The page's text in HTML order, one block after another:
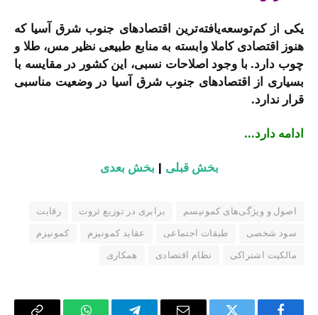
یکی از کم‌توسعه‌یافته‌ترین اقتصادهای جنوب شرق آسیا که
هنوز اقتصادی کاملا وابسته به منابع طبیعی نظیر مس، طلا و
چوب دارد. با وجود اصلاحات نسبی، این کشور در مقایسه با
بسیاری از اقتصادهای جنوب شرق آسیا در وضعیت مناسبی
قرار ندارد.
ادامه دارد…
بخش قبلی | بخش بعدی
اصول و ویژگی‌های کمونیسم برابری در توزیع ثروت
رقابت
سود شخصی
طبقات اجتماعی عقاید کمونیزم
کمونیزم
مالکیت اشتراکی
نظام اقتصادی همکاری